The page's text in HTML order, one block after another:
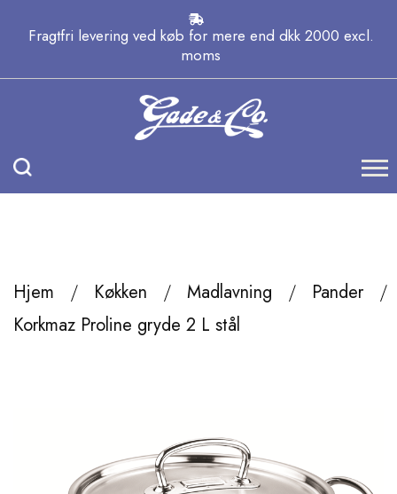
Fragtfri levering ved køb for mere end dkk 2000 excl.
moms
Hjem Køkken Madlavning
Pander
Korkmaz Proline gryde 2 L stål